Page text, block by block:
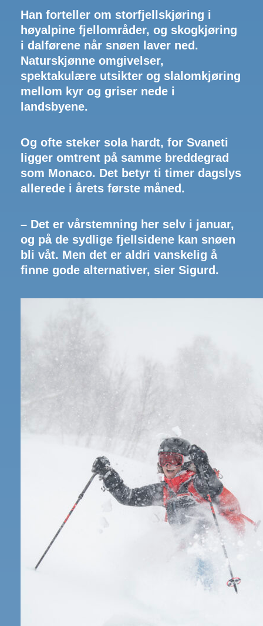
Han forteller om storfjellskjøring i
høyalpine fjellområder, og skogkjøring
i dalførene når snøen laver ned.
Naturskjønne omgivelser,
spektakulære utsikter og slalomkjøring
mellom kyr og griser nede i
landsbyene.
Og ofte steker sola hardt, for Svaneti
ligger omtrent på samme breddegrad
som Monaco. Det betyr ti timer dagslys
allerede i årets første måned.
– Det er vårstemning her selv i januar,
og på de sydlige fjellsidene kan snøen
bli våt. Men det er aldri vanskelig å
finne gode alternativer, sier Sigurd.